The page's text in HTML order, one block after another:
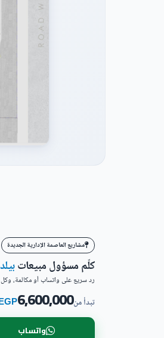
مشاريع العاصمة الإدارية الجديدة
كلّم مسؤول مبيعات
رد سريع على واتساب أو مكالمة،
تبدأ من6,600,000
واتساب